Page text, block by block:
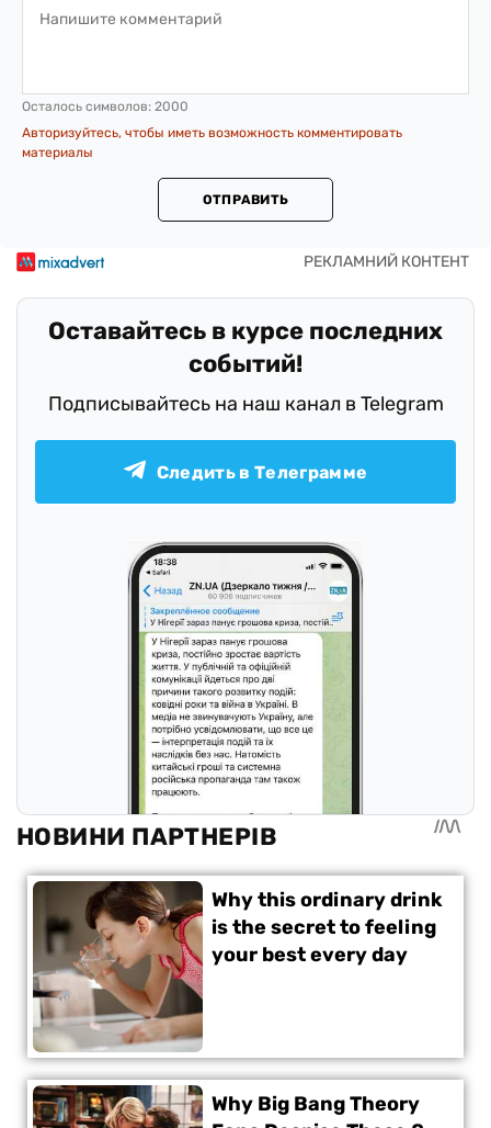
Осталось символов: 2000
Авторизуйтесь, чтобы иметь возможность комментировать
материалы
ОТПРАВИТЬ
Оставайтесь в курсе последних
событий!
Подписывайтесь на наш канал в Telegram
Следить в Телеграмме